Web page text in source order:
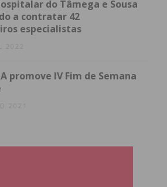
do Tâmega e Sousa
a contratar 42
especialistas
2022
promove IV Fim de Semana
2021